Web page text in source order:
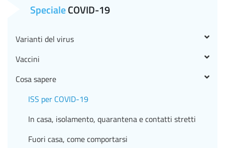
SpecialeCOVID-19
Varianti del virus
Vaccini
Cosa sapere
ISS per COVID-19
In casa, isolamento, quarantena e contatti stretti
Fuori casa, come comportarsi